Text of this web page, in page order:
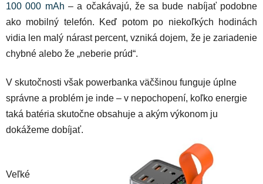
100 000 mAh – a očakávajú, že sa bude nabíjať podobne
ako mobilný telefón. Keď potom po niekoľkých hodinách
vidia len malý nárast percent, vzniká dojem, že je zariadenie
chybné alebo že „neberie prúd“.
V skutočnosti však powerbanka väčšinou funguje úplne
správne a problém je inde – v nepochopení, koľko energie
taká batéria skutočne obsahuje a akým výkonom ju
dokážeme dobíjať.
Veľké